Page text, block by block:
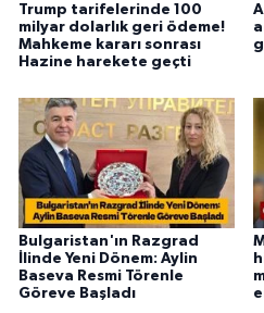
Trump tarifelerinde 100
milyar dolarlık geri ödeme!
Mahkeme kararı sonrası
Hazine harekete geçti
Bulgaristan'ın Razgrad
İlinde Yeni Dönem: Aylin
Baseva Resmi Törenle
Göreve Başladı